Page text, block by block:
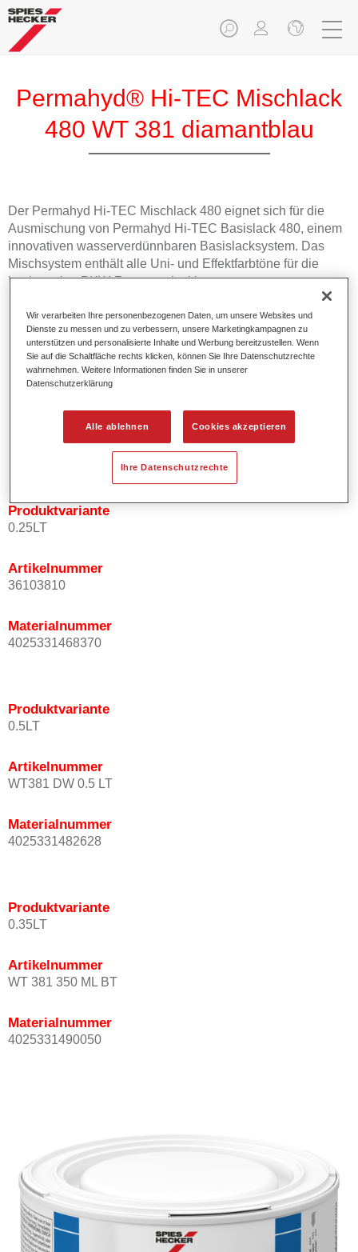
Permahyd® Hi-TEC Mischlack
480 WT 381 diamantblau
Der Permahyd Hi-TEC Mischlack 480 eignet sich für die
Ausmischung von Permahyd Hi-TEC Basislack 480, einem
innovativen wasserverdünnbaren Basislacksystem. Das
Mischsystem enthält alle Uni- und Effektfarbtöne für die
hochwertige PKW-Reparaturlackierung.
Produktmerkmale
Einfach und schnell zu verarbeiten.
Bietet eine hohe Farbtongenauigkeit und gleichmäßige
Effektausrichtung.
Fördert kurze Prozesszeiten.
Ermöglicht einfaches und sicheres Einlackieren.
Kann variabel eingesetzt werden, z.B. für Innenraum-,
Mehrschicht- und Mehrfarbenlackierungen.
Produktvariante
0.25LT
Artikelnummer
36103810
Materialnummer
4025331468370
Produktvariante
0.5LT
Artikelnummer
WT381 DW 0.5 LT
Materialnummer
4025331482628
Produktvariante
0.35LT
Artikelnummer
WT 381 350 ML BT
Materialnummer
4025331490050
Wir verarbeiten Ihre personenbezogenen Daten, um unsere Websites und
Dienste zu messen und zu verbessern, unsere Marketingkampagnen zu
unterstützen und personalisierte Inhalte und Werbung bereitzustellen. Wenn
Sie auf die Schaltfläche rechts klicken, können Sie Ihre Datenschutzrechte
wahrnehmen. Weitere Informationen finden Sie in unserer
Datenschutzerklärung
Alle ablehnen Cookies akzeptieren
Ihre Datenschutzrechte